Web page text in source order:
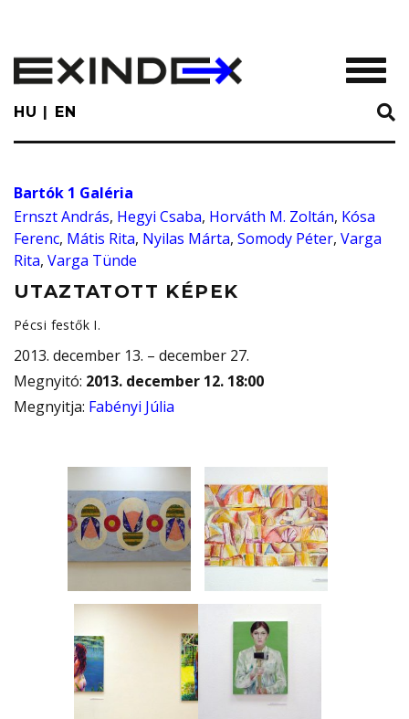
main
content
HU EN
Bartók 1 Galéria
Ernszt András, Hegyi Csaba, Horváth M. Zoltán, Kósa
Ferenc, Mátis Rita, Nyilas Márta, Somody Péter, Varga
Rita, Varga Tünde
UTAZTATOTT KÉPEK
Pécsi festők I.
2013. december 13. – december 27.
Megnyitó: 2013. december 12. 18:00
Megnyitja: Fabényi Júlia